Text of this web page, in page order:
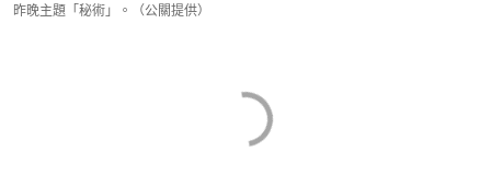
昨晚主題「秘術」。（公關提供）